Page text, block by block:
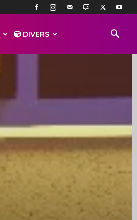
DIVERS